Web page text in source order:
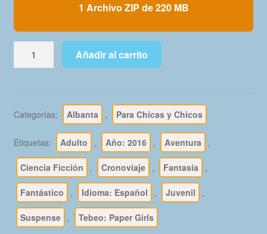
1 Archivo ZIP de 220 MB
GIRLS
Colección
Completa
30
Comics
En
Formato
PDF
Añadir al carrito
Categorías: Albanta , Para Chicas y Chicos
Etiquetas: Adulto , Año: 2016 , Aventura ,
Ciencia Ficción , Cronoviaje , Fantasía ,
Fantástico , Idioma: Español , Juvenil ,
Suspense , Tebeo: Paper Girls